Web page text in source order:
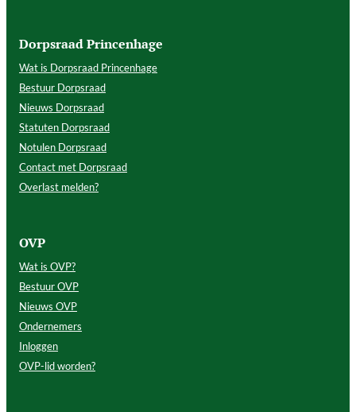
Dorpsraad Princenhage
Wat is Dorpsraad Princenhage
Bestuur Dorpsraad
Nieuws Dorpsraad
Statuten Dorpsraad
Notulen Dorpsraad
Contact met Dorpsraad
Overlast melden?
OVP
Wat is OVP?
Bestuur OVP
Nieuws OVP
Ondernemers
Inloggen
OVP-lid worden?